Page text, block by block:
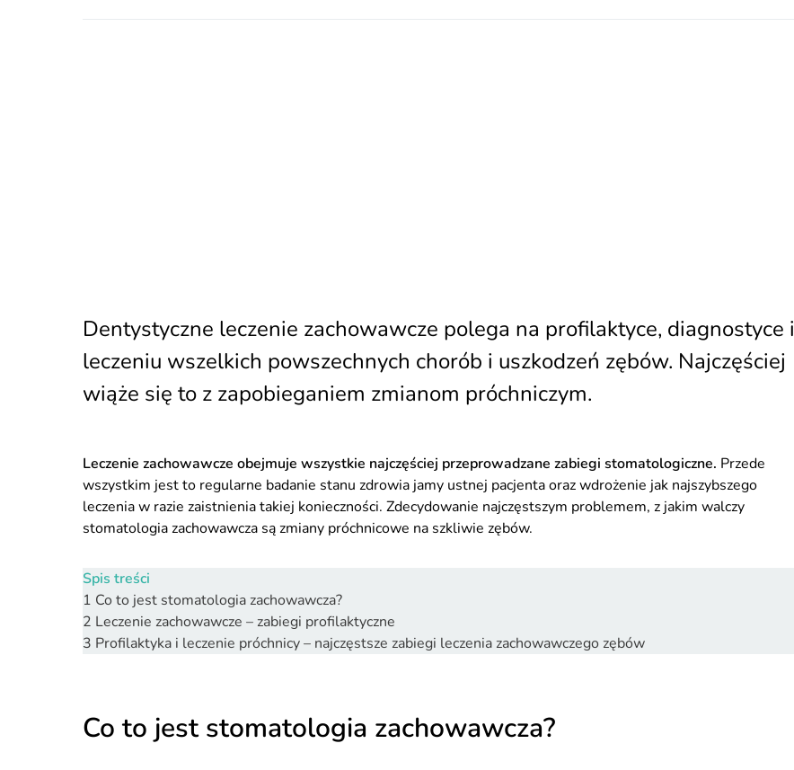
Dentystyczne leczenie zachowawcze polega na profilaktyce, diagnostyce i
leczeniu wszelkich powszechnych chorób i uszkodzeń zębów. Najczęściej
wiąże się to z zapobieganiem zmianom próchniczym.
Leczenie zachowawcze obejmuje wszystkie najczęściej przeprowadzane zabiegi stomatologiczne. Przede
wszystkim jest to regularne badanie stanu zdrowia jamy ustnej pacjenta oraz wdrożenie jak najszybszego
leczenia w razie zaistnienia takiej konieczności. Zdecydowanie najczęstszym problemem, z jakim walczy
stomatologia zachowawcza są zmiany próchnicowe na szkliwie zębów.
Spis treści
1 Co to jest stomatologia zachowawcza?
2 Leczenie zachowawcze – zabiegi profilaktyczne
3 Profilaktyka i leczenie próchnicy – najczęstsze zabiegi leczenia zachowawczego zębów
Co to jest stomatologia zachowawcza?